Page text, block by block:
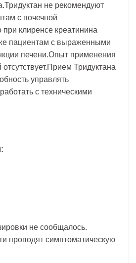
не рекомендуют
с почечной
при клиренсе креатинина
пациентам с выраженными
печени.Опыт применения
Тридуктана
управлять
с техническими
не сообщалось.
проводят симптоматическую